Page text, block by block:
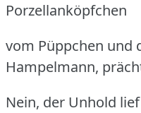
Porzellanköpfchen
vom Püppchen und
Hampelmann,
Nein, der Unhold